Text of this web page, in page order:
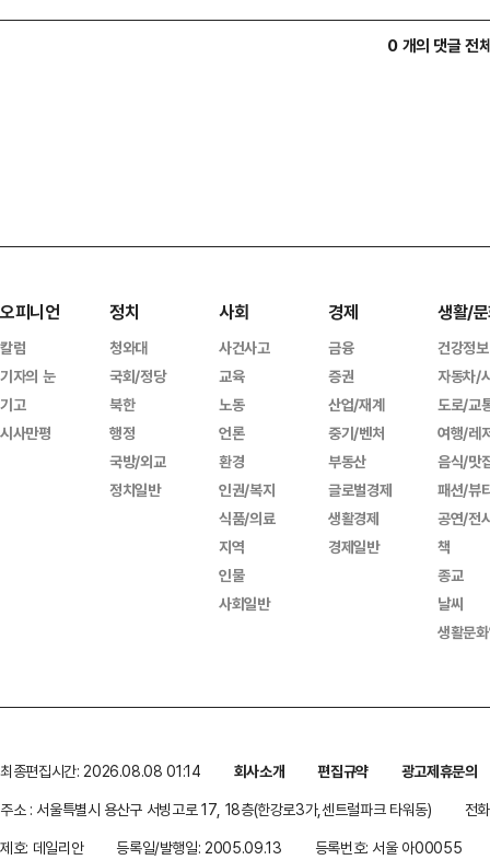
0 개의 댓글 전
오피니언
칼럼
기자의 눈
기고
시사만평
정치
청와대
국회/정당
북한
행정
국방/외교
정치일반
사회
사건사고
교육
노동
언론
환경
인권/복지
식품/의료
지역
인물
사회일반
경제
금융
증권
산업/재계
중기/벤처
부동산
글로벌경제
생활경제
경제일반
생활/
건강정보
자동차/
도로/교
여행/레
음식/맛
패션/뷰
공연/전
책
종교
날씨
생활문
최종편집시간: 2026.08.08 01:14 회사소개 편집규약
광고제휴문의
주소 : 서울특별시 용산구 서빙고로 17, 18층(한강로3가,센트럴파크 타워동)
전
제호: 데일리안
등록일/발행일: 2005.09.13 등록번호: 서울 아00055